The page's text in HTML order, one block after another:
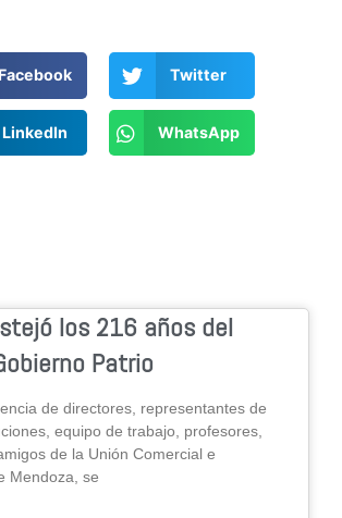
Facebook Twitter
LinkedIn WhatsApp
los 216 años del
Patrio
de directores, representantes de
equipo de trabajo, profesores,
de la Unión Comercial e
Mendoza, se